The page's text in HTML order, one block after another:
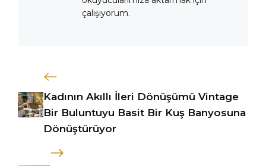
çalışıyorum.
Kadının Akıllı İleri Dönüşümü Vintage
Bir Buluntuyu Basit Bir Kuş Banyosuna
Dönüştürüyor